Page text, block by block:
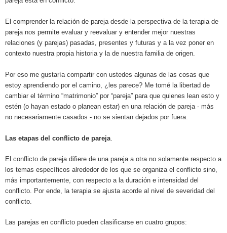
El comprender la relación de pareja desde la perspectiva de la terapia de
pareja nos permite evaluar y reevaluar y entender mejor nuestras
relaciones (y parejas) pasadas, presentes y futuras y a la vez poner en
contexto nuestra propia historia y la de nuestra familia de origen.
Por eso me gustaría compartir con ustedes algunas de las cosas que
estoy aprendiendo por el camino, ¿les parece? Me tomé la libertad de
cambiar el término “matrimonio” por “pareja” para que quienes lean esto y
estén (o hayan estado o planean estar) en una relación de pareja - más
no necesariamente casados - no se sientan dejados por fuera.
Las etapas del conflicto de pareja
El conflicto de pareja difiere de una pareja a otra no solamente respecto a
los temas específicos alrededor de los que se organiza el conflicto sino,
más importantemente, con respecto a la duración e intensidad del
conflicto. Por ende, la terapia se ajusta acorde al nivel de severidad del
conflicto.
Las parejas en conflicto pueden clasificarse en cuatro grupos: